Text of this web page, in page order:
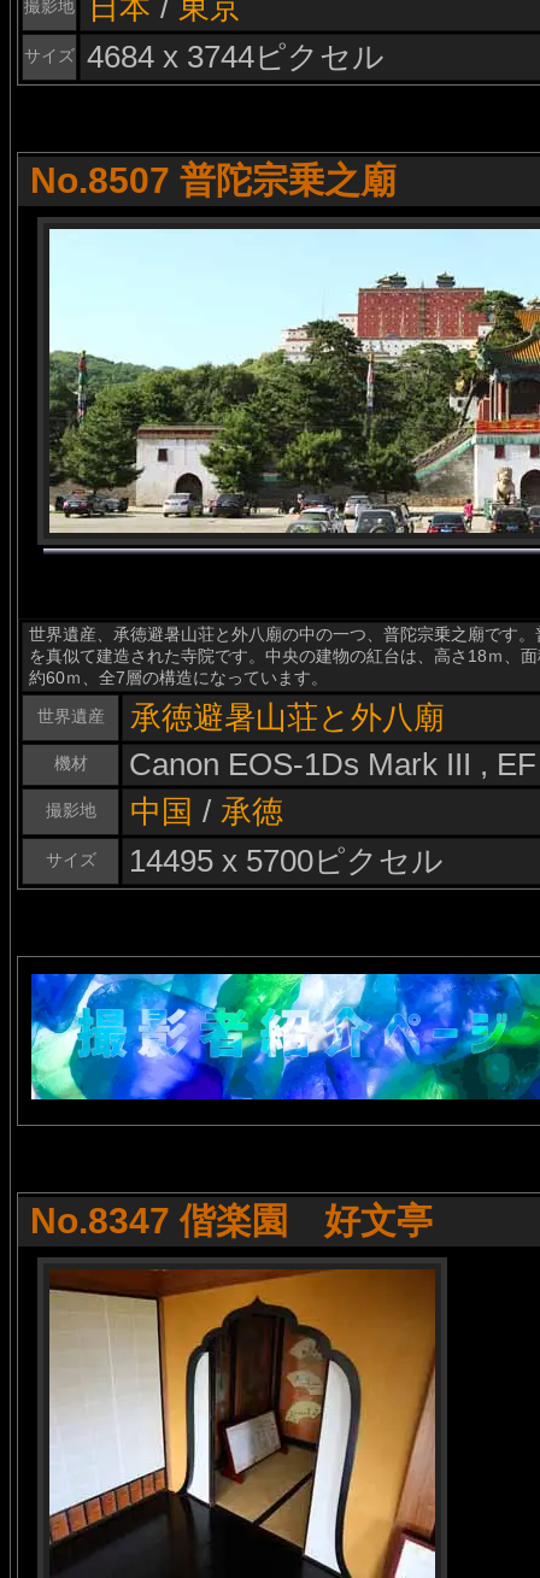
撮影地 日本 / 東京
サイズ 4684 x 3744ピクセル
No.8507 普陀宗乗之廟
世界遺産、承徳避暑山荘と外八廟の中の一つ、普陀宗乗之廟です
を真似て建造された寺院です。中央の建物の紅台は、高さ18ｍ、
約60ｍ、全7層の構造になっています。
世界遺産
承徳避暑山荘と外八廟
機材 Canon EOS-1Ds Mark III ,
撮影地 中国 / 承徳
サイズ 14495 x 5700ピクセル
No.8347 偕楽園 好文亭